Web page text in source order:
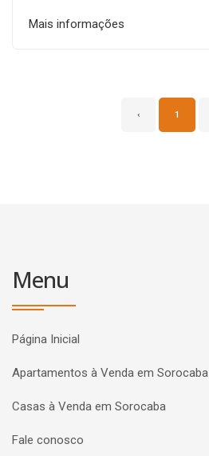
Mais informações
‹ 1
Menu
Página Inicial
Apartamentos à Venda em Sorocaba
Casas à Venda em Sorocaba
Fale conosco